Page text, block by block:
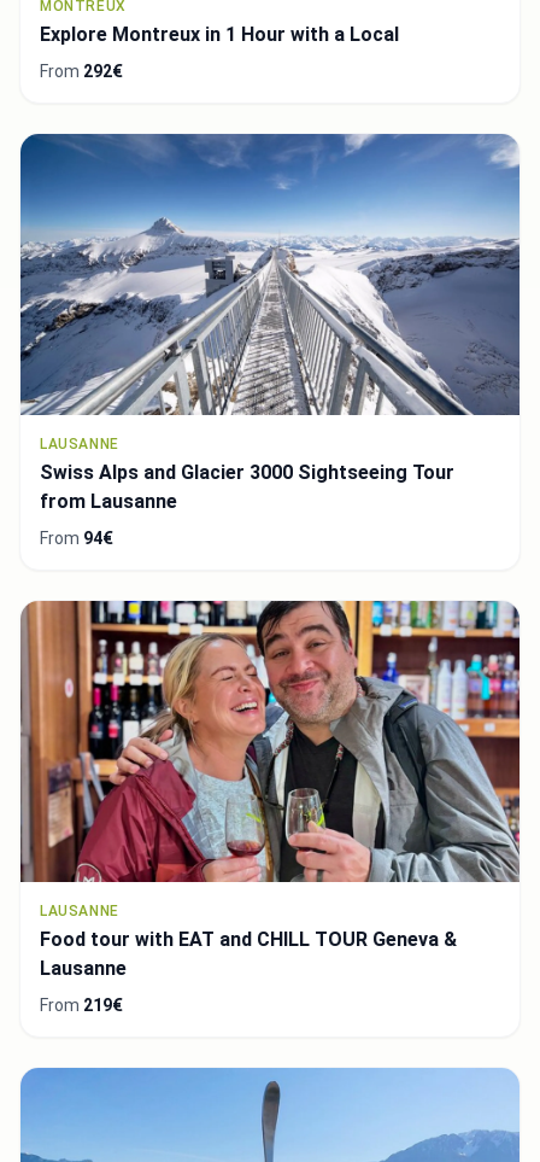
MONTREUX
Explore Montreux in 1 Hour with a Local
From 292€
LAUSANNE
Swiss Alps and Glacier 3000 Sightseeing Tour
from Lausanne
From 94€
LAUSANNE
Food tour with EAT and CHILL TOUR Geneva &
Lausanne
From 219€